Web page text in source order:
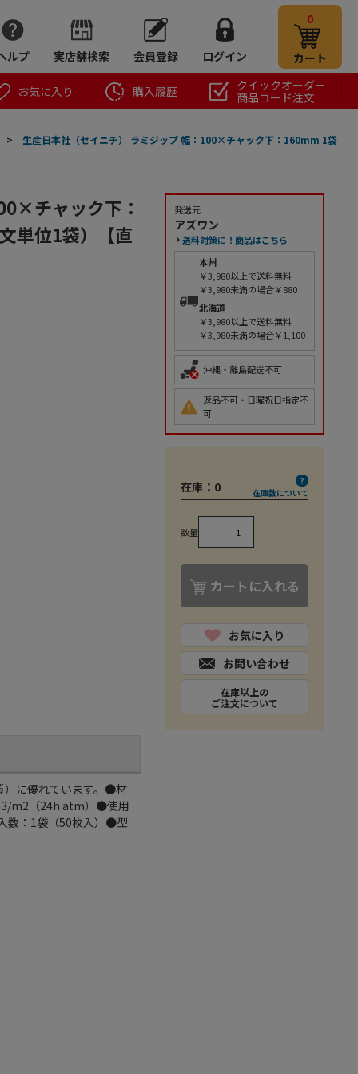
ルプ 実店舗検索 会員登録 ログイン
0
カート
お気に入り 購入履歴
クイックオーダー
商品コード注文
> 生産日本社（セイニチ） ラミジップ 幅：100×チャック下：160mm 1袋
チャック下：
単位1袋）【直
）に優れています。●材
m2（24h atm）●使用
：1袋（50枚入）●型
発送元
アズワン
送料対策に！商品はこちら
本州
￥3,980以上で送料無料
￥3,980未満の場合￥880
北海道
￥3,980以上で送料無料
￥3,980未満の場合￥1,100
沖縄・離島配送不可
返品不可・日曜祝日指定不
可
在庫： 0 在庫数について
数量
カートに入れる
お気に入り
お問い合わせ
在庫以上の
ご注文について